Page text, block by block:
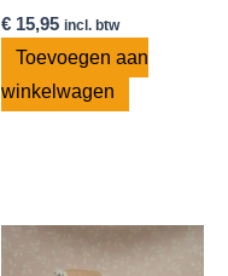
€15,95 incl. btw
Toevoegen aan
winkelwagen